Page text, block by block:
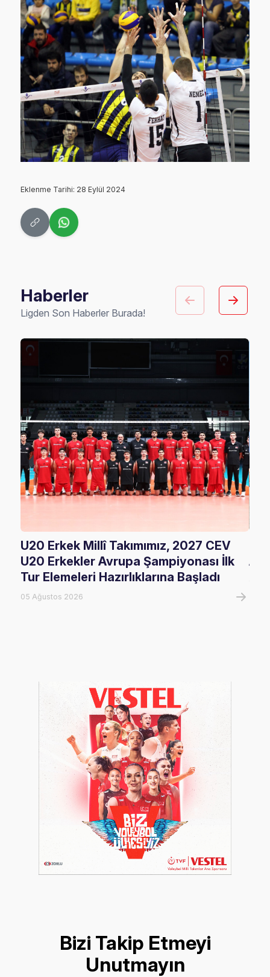
Eklenme Tarihi: 28 Eylül 2024
Haberler
Ligden Son Haberler Burada!
U20 Erkek Millî Takımımız, 2027 CEV
U20 Erkekler Avrupa Şampiyonası İlk
Tur Elemeleri Hazırlıklarına Başladı
05 Ağustos 2026
Bizi Takip Etmeyi
Unutmayın